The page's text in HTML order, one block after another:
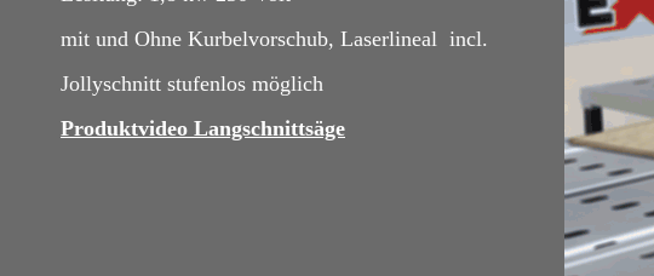
mit und Ohne Kurbelvorschub, Laserlineal incl.
Jollyschnitt stufenlos möglich
Produktvideo Langschnittsäge